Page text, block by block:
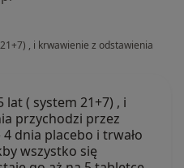
, i krwawienie z odstawienia
( system 21+7) , i
przychodzi przez
dnia placebo i trwało
wszystko się